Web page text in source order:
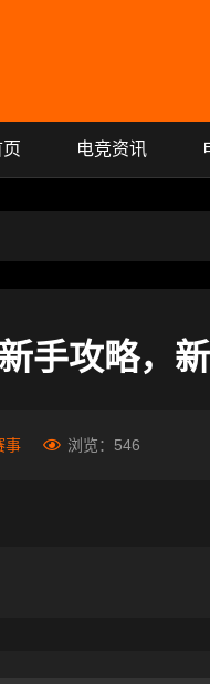
页 电竞资讯
手攻略，
事 浏览： 546